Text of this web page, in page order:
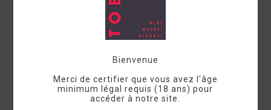
Bienvenue
Merci de certifier que vous avez l'âge
minimum légal requis (18 ans) pour
accéder à notre site.